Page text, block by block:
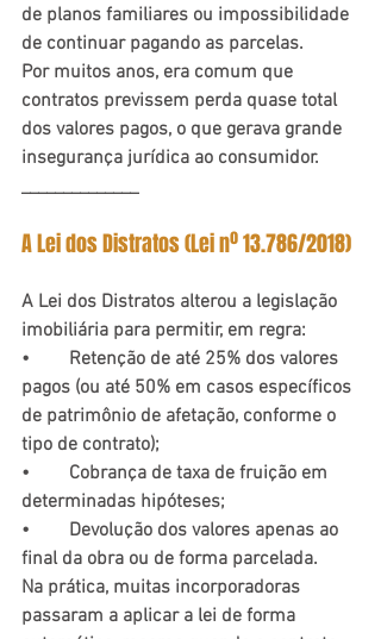
de planos familiares ou impossibilidade
de continuar pagando as parcelas.
Por muitos anos, era comum que
contratos previssem perda quase total
dos valores pagos, o que gerava grande
insegurança jurídica ao consumidor.
______________
A Lei dos Distratos (Lei nº 13.786/2018)
A Lei dos Distratos alterou a legislação
imobiliária para permitir, em regra:
•	Retenção de até 25% dos valores
pagos (ou até 50% em casos específicos
de patrimônio de afetação, conforme o
tipo de contrato);
•	Cobrança de taxa de fruição em
determinadas hipóteses;
•	Devolução dos valores apenas ao
final da obra ou de forma parcelada.
Na prática, muitas incorporadoras
passaram a aplicar a lei de forma